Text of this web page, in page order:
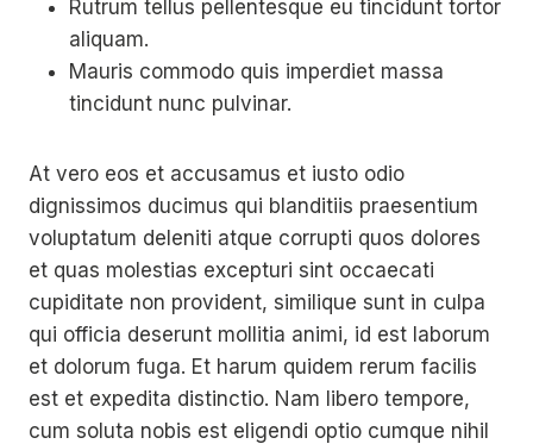
Rutrum tellus pellentesque eu tincidunt tortor
aliquam.
Mauris commodo quis imperdiet massa
tincidunt nunc pulvinar.
At vero eos et accusamus et iusto odio
dignissimos ducimus qui blanditiis praesentium
voluptatum deleniti atque corrupti quos dolores
et quas molestias excepturi sint occaecati
cupiditate non provident, similique sunt in culpa
qui officia deserunt mollitia animi, id est laborum
et dolorum fuga. Et harum quidem rerum facilis
est et expedita distinctio. Nam libero tempore,
cum soluta nobis est eligendi optio cumque nihil